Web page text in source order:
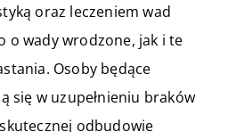
oraz leczeniem wad
o wady wrodzone, jak i te
Osoby będące
się w uzupełnieniu braków
odbudowie